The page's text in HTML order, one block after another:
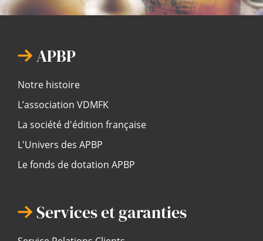
APBP
Notre histoire
L’association VDMFK
La société d'édition française
L'Univers des APBP
Le fonds de dotation APBP
Services et garanties